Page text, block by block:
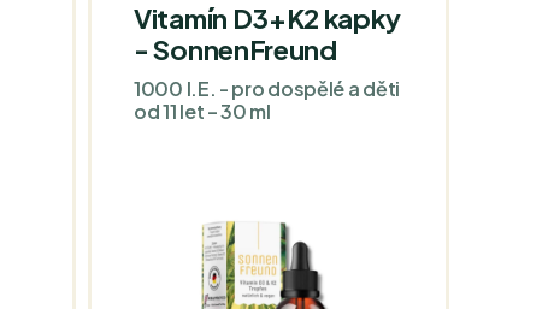
Vitamín D3+K2 kapky
- SonnenFreund
1000 I.E. - pro dospělé a děti
od 11 let – 30 ml